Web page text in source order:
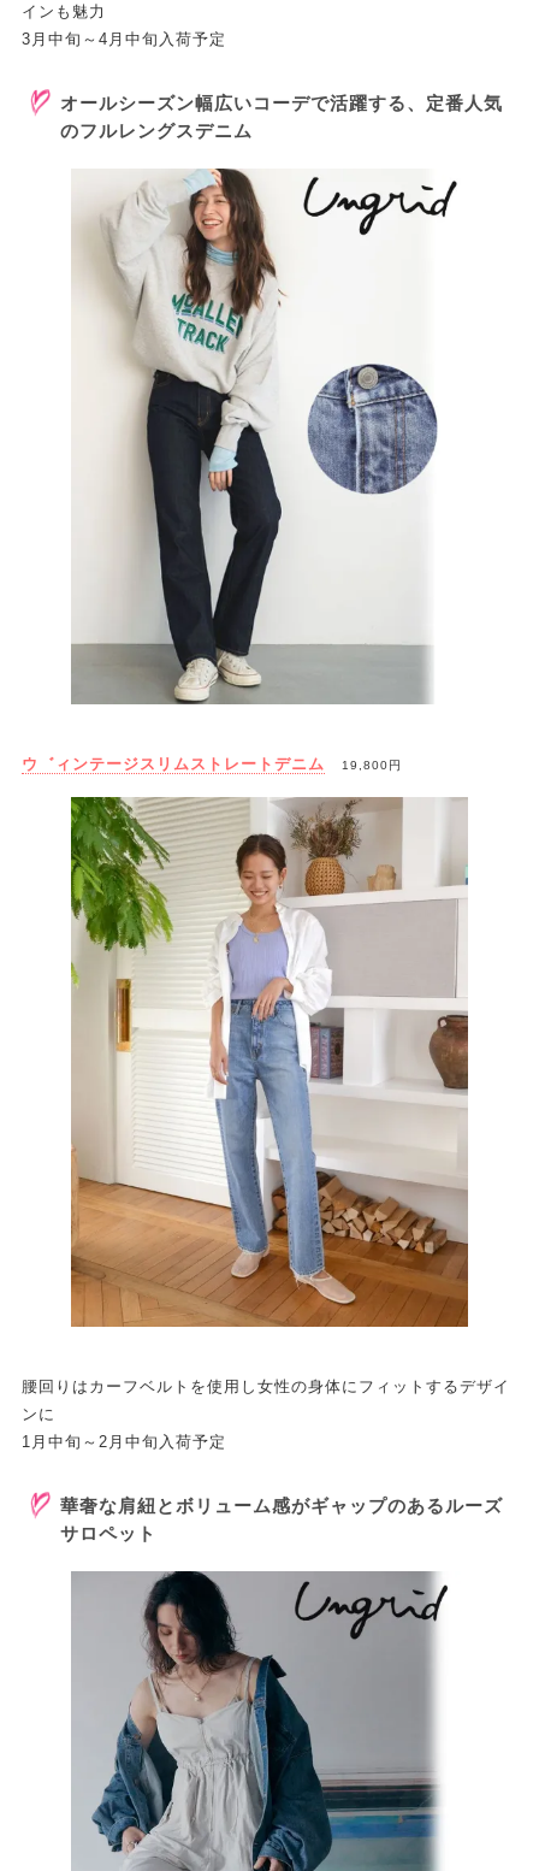
インも魅力
3月中旬～4月中旬入荷予定
オールシーズン幅広いコーデで活躍する、定番人気
のフルレングスデニム
ウ゛ィンテージスリムストレートデニム 19,800円
腰回りはカーフベルトを使用し女性の身体にフィットするデザイ
ンに
1月中旬～2月中旬入荷予定
華奢な肩紐とボリューム感がギャップのあるルーズ
サロペット